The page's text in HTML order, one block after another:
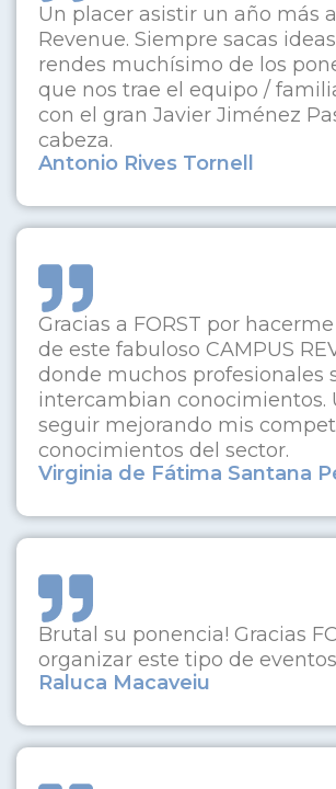
Un placer asistir un año más
Revenue. Siempre sacas
rendes muchísimo de los
que nos trae el equipo /
con el gran Javier Jiménez
cabeza.
Antonio Rives Tornell
Gracias a FORST por
de este fabuloso CAMPUS
donde muchos profesionales
intercambian conocimientos.
seguir mejorando mis
conocimientos del sector.
Virginia de Fátima Santana
Brutal su ponencia! Gracias
organizar este tipo de
Raluca Macaveiu